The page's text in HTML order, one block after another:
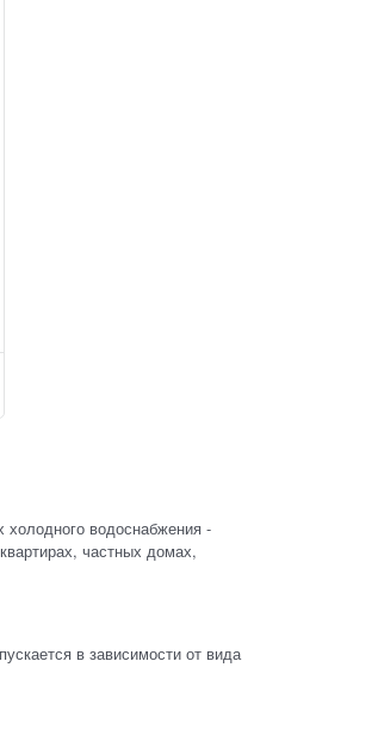
холодного водоснабжения -
частных домах,
в зависимости от вида